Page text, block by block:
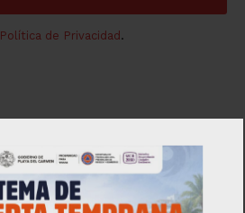
Luces
Política de Privacidad .